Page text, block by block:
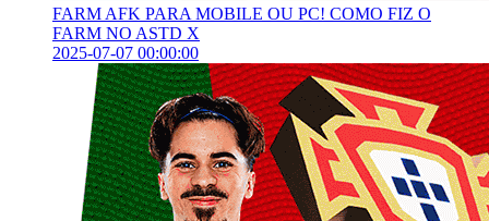
FARM AFK PARA MOBILE OU PC! COMO FIZ O
FARM NO ASTD X
2025-07-07 00:00:00